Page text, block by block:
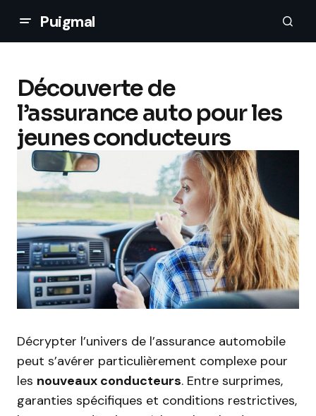
Puigmal
Découverte de
l’assurance auto pour les
jeunes conducteurs
Décrypter l’univers de l’assurance automobile
peut s’avérer particulièrement complexe pour
les nouveaux conducteurs. Entre surprimes,
garanties spécifiques et conditions restrictives,